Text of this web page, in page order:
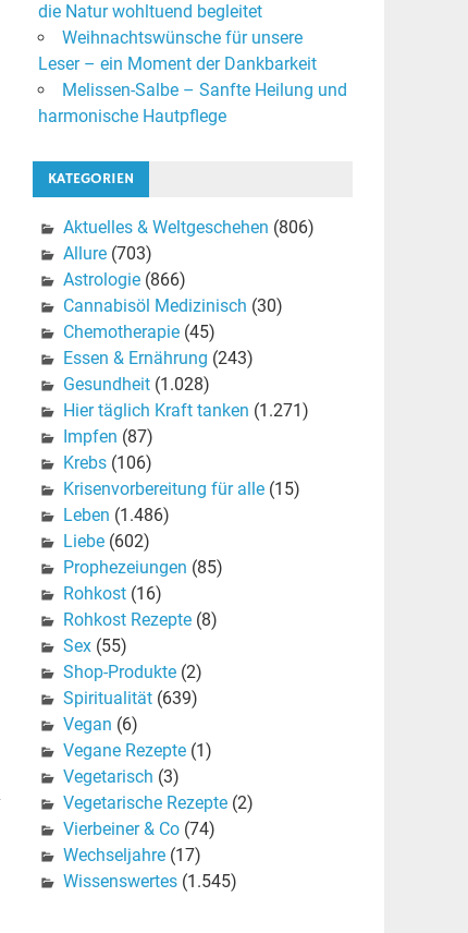
die Natur wohltuend begleitet
Weihnachtswünsche für unsere
Leser – ein Moment der Dankbarkeit
Melissen-Salbe – Sanfte Heilung und
harmonische Hautpflege
KATEGORIEN
Aktuelles & Weltgeschehen (806)
Allure(703)
Astrologie(866)
Cannabisöl Medizinisch (30)
Chemotherapie(45)
Essen & Ernährung (243)
Gesundheit(1.028)
Hier täglich Kraft tanken (1.271)
Impfen (87)
Krebs(106)
Krisenvorbereitung für alle(15)
Leben (1.486)
Liebe(602)
Prophezeiungen (85)
Rohkost(16)
Rohkost Rezepte(8)
Sex(55)
Shop-Produkte(2)
Spiritualität(639)
Vegan (6)
Vegane Rezepte(1)
Vegetarisch (3)
Vegetarische Rezepte(2)
Vierbeiner & Co(74)
Wechseljahre(17)
Wissenswertes(1.545)